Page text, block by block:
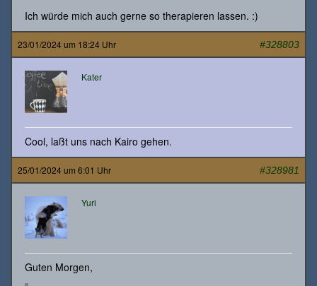
Ich würde mich auch gerne so therapieren lassen. :)
23/01/2024 um 18:24 Uhr #328803
Kater
Cool, laßt uns nach Kairo gehen.
25/01/2024 um 6:01 Uhr #328981
Yuri
Guten Morgen,